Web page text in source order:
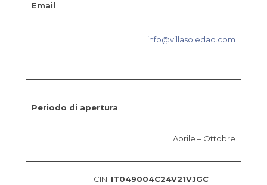
Email
info@villasoledad.com
Periodo di apertura
Aprile – Ottobre
CIN: IT049004C24V21VJGC –